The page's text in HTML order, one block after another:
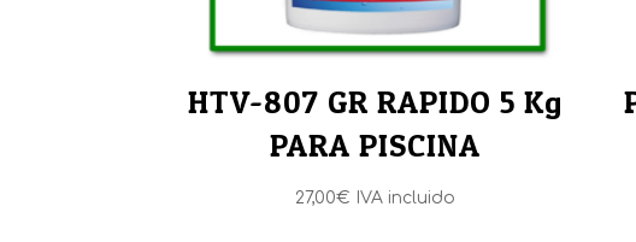
HTV-807 GR RAPIDO 5 Kg
PARA PISCINA
27,00€ IVA incluido